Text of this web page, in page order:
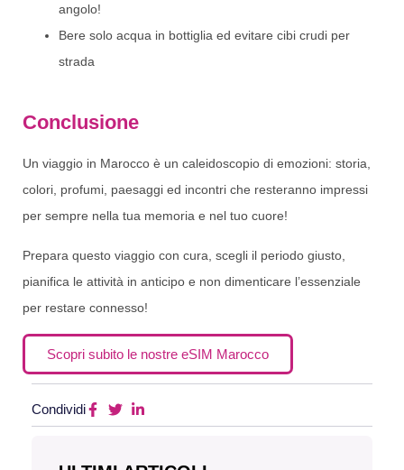
angolo!
Bere solo acqua in bottiglia ed evitare cibi crudi per
strada
Conclusione
Un viaggio in Marocco è un caleidoscopio di emozioni: storia,
colori, profumi, paesaggi ed incontri che resteranno impressi
per sempre nella tua memoria e nel tuo cuore!
Prepara questo viaggio con cura, scegli il periodo giusto,
pianifica le attività in anticipo e non dimenticare l’essenziale
per restare connesso!
Scopri subito le nostre eSIM Marocco
Condividi